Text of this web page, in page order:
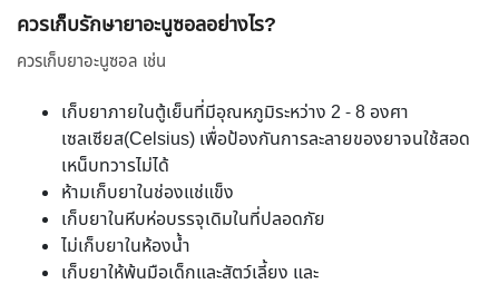
ควรเก็บรักษายาอะนูซอลอย่างไร?
ควรเก็บยาอะนูซอล เช่น
เก็บยาภายในตู้เย็นที่มีอุณหภูมิระหว่าง 2 - 8 องศา
เซลเซียส(Celsius) เพื่อป้องกันการละลายของยาจนใช้สอด
เหน็บทวารไม่ได้
ห้ามเก็บยาในช่องแช่แข็ง
เก็บยาในหีบห่อบรรจุเดิมในที่ปลอดภัย
ไม่เก็บยาในห้องน้ำ
เก็บยาให้พ้นมือเด็กและสัตว์เลี้ยง และ